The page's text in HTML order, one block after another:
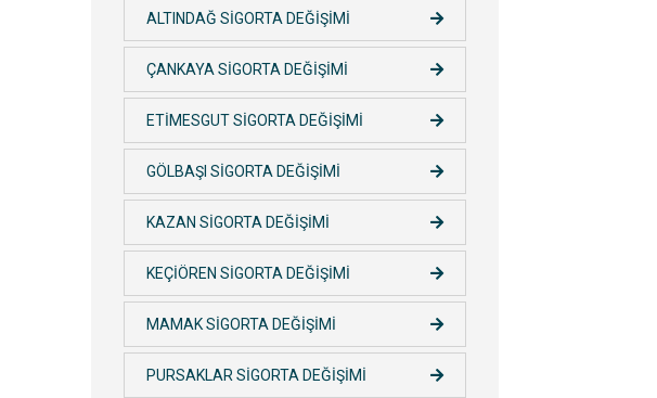
ALTINDAĞ SİGORTA DEĞİŞİMİ
ÇANKAYA SİGORTA DEĞİŞİMİ
ETİMESGUT SİGORTA DEĞİŞİMİ
GÖLBAŞI SİGORTA DEĞİŞİMİ
KAZAN SİGORTA DEĞİŞİMİ
KEÇİÖREN SİGORTA DEĞİŞİMİ
MAMAK SİGORTA DEĞİŞİMİ
PURSAKLAR SİGORTA DEĞİŞİMİ